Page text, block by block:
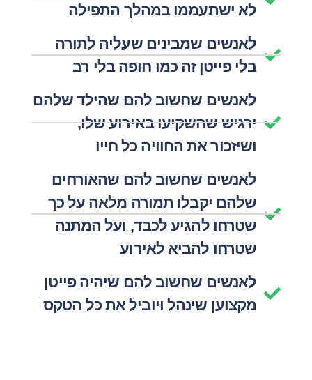
לא ישתעממו במהלך התפילה
לאנשים שמבינים שעליה לתורה
בלי פייטן זה כמו חופה בלי רב
לאנשים שחשוב להם שהילד שלהם
ירגיש שהשקיעו באירוע שלו,
ושיזכור את החוויה כל חייו
לאנשים שחשוב להם שהאורחים
שלהם יקבלו תמורה מלאה על כך
שטרחו להגיע לכבד, ועל המתנה
שטרחו להביא לאירוע
לאנשים שחשוב להם שיהיה פייטן
מקצוען שינהל ויוביל את כל הטקס